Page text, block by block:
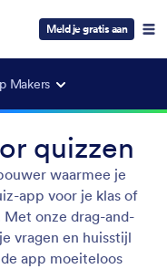
Meld je gratis aan
Makers
quizzen
waarmee je
app voor je klas of
onze drag-and-
vragen en huisstijl
app moeiteloos